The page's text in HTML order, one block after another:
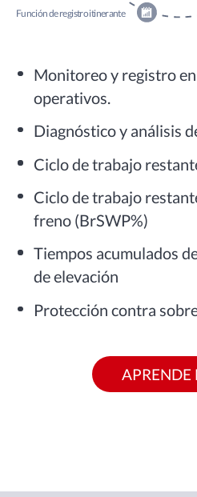
Función de registro itinerante
Monitoreo y registro
operativos.
Diagnóstico y análisis
Ciclo de trabajo
Ciclo de trabajo
freno (BrSWP%)
Tiempos acumulados
de elevación
Protección contra
APRENDE